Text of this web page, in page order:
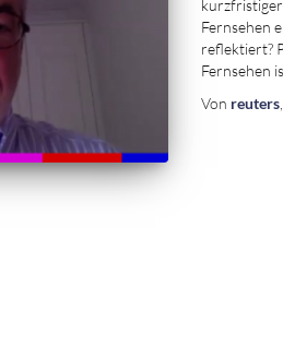
kurzfristiger
Fernsehen
reflektiert?
Fernsehen
Von reuters,